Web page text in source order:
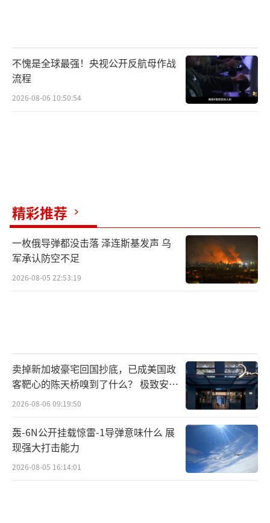
不愧是全球最强！央视公开反航母作战
流程
2026-08-06 10:50:54
精彩推荐
一枚俄导弹都没击落 泽连斯基发声 乌
军承认防空不足
2026-08-05 22:53:19
卖掉新加坡豪宅回国抄底，已成美国政
客靶心的陈天桥嗅到了什么？ 极致安全
的追寻
2026-08-06 09:19:50
轰-6N公开挂载惊雷-1导弹意味什么 展
现强大打击能力
2026-08-05 16:14:01